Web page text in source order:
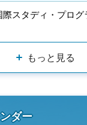
際スタディ・プロ
もっと見る
ダー